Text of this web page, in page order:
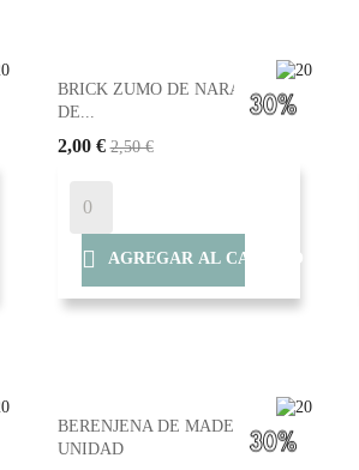
BRICK ZUMO DE NARANJA
DE...
2,00 € 2,50 €
 AGREGAR AL CARRITO
BERENJENA DE MADERA -
UNIDAD